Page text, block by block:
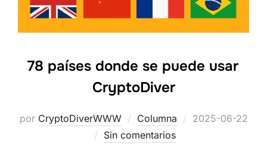
78 países donde se puede usar
CryptoDiver
por CryptoDiverWWW Columna
Publicado
2025-06-22
Sin comentarios